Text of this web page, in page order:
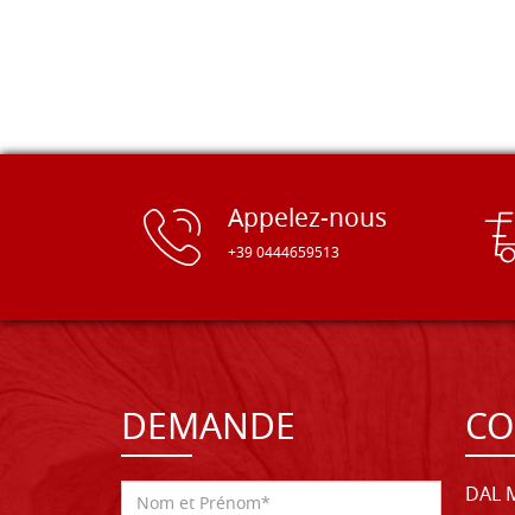
Appelez-nous
+39 0444659513
DEMANDE
DAL